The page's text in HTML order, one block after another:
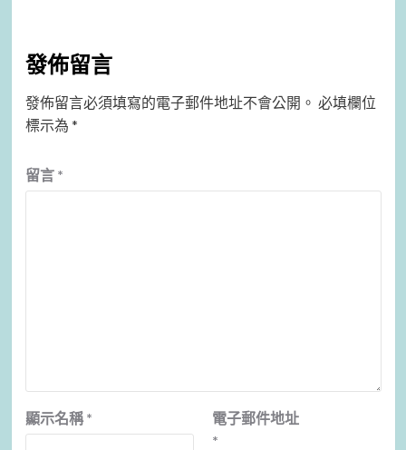
發佈留言
發佈留言必須填寫的電子郵件地址不會公開。 必填欄位
標示為 *
留言 *
顯示名稱 *
電子郵件地址
*